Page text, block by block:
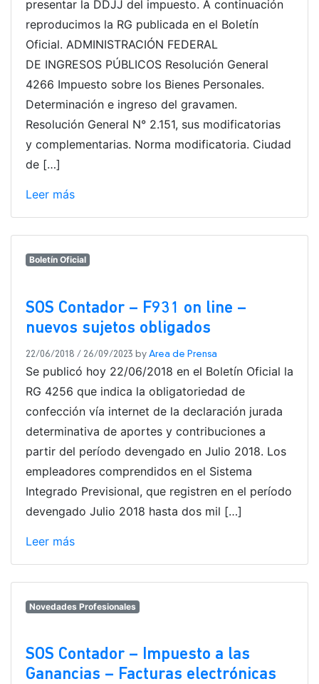
presentar la DDJJ del impuesto. A continuación
reproducimos la RG publicada en el Boletín
Oficial. ADMINISTRACIÓN FEDERAL
DE INGRESOS PÚBLICOS Resolución General
4266 Impuesto sobre los Bienes Personales.
Determinación e ingreso del gravamen.
Resolución General N° 2.151, sus modificatorias
y complementarias. Norma modificatoria. Ciudad
de […]
Leer más
Boletín Oficial
SOS Contador – F931 on line –
nuevos sujetos obligados
22/06/2018 / 26/09/2023 by Area de Prensa
Se publicó hoy 22/06/2018 en el Boletín Oficial la
RG 4256 que indica la obligatoriedad de
confección vía internet de la declaración jurada
determinativa de aportes y contribuciones a
partir del período devengado en Julio 2018. Los
empleadores comprendidos en el Sistema
Integrado Previsional, que registren en el período
devengado Julio 2018 hasta dos mil […]
Leer más
Novedades Profesionales
SOS Contador – Impuesto a las
Ganancias – Facturas electrónicas